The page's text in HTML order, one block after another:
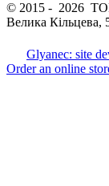
© 2015 - 2026
Велика Кільцева,
Glyanec: site
Order an online